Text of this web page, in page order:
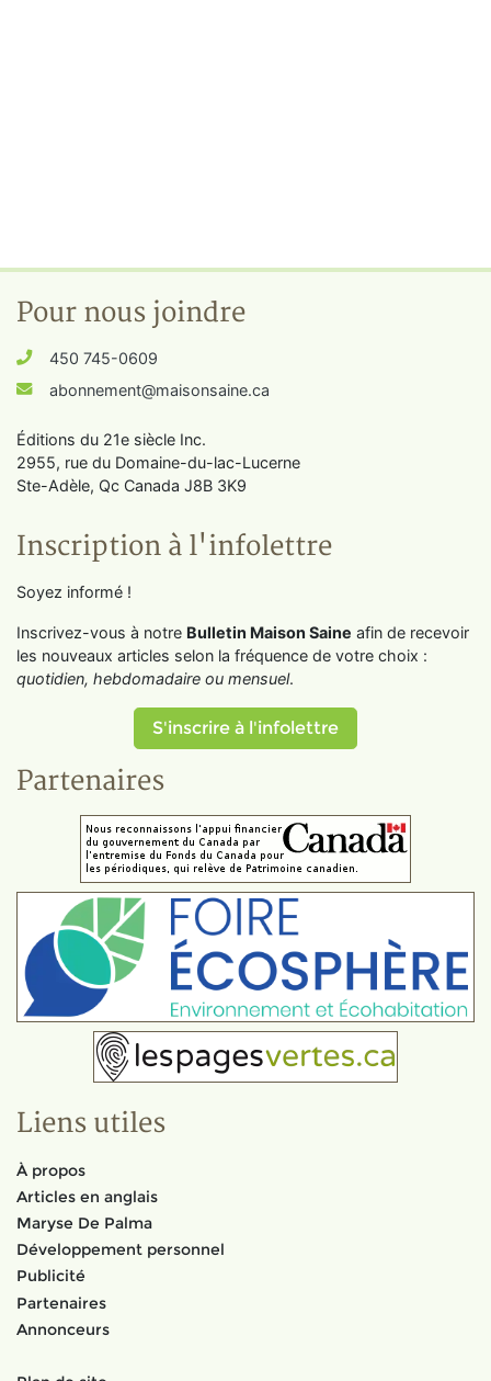
Pour nous joindre
450 745-0609
abonnement@maisonsaine.ca
Éditions du 21e siècle Inc.
2955, rue du Domaine-du-lac-Lucerne
Ste-Adèle, Qc Canada J8B 3K9
Inscription à l'infolettre
Soyez informé !
Inscrivez-vous à notre Bulletin Maison Saine afin de recevoir
les nouveaux articles selon la fréquence de votre choix :
quotidien, hebdomadaire ou mensuel.
S'inscrire à l'infolettre
Partenaires
Liens utiles
À propos
Articles en anglais
Maryse De Palma
Développement personnel
Publicité
Partenaires
Annonceurs